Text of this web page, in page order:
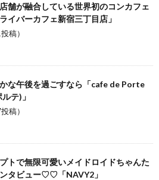
舗が融合している世界初のコンカフェ
イバーカフェ新宿三丁目店」
稿）
な午後を過ごすなら「cafe de Porte
テ)」
稿）
トで無限可愛いメイドロイドちゃんた
タビュー♡♡「NAVY2」